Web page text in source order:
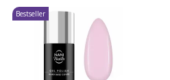
Bestseller